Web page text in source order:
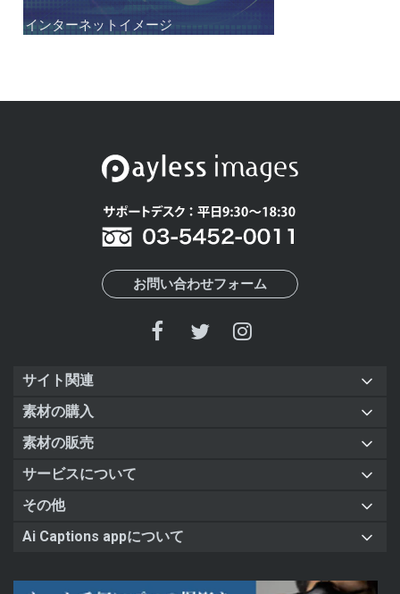
インターネットイメージ
インターネットイメージ
お問い合わせフォーム
サイト関連
素材の購入
素材の販売
サービスについて
その他
Ai Captions appについて